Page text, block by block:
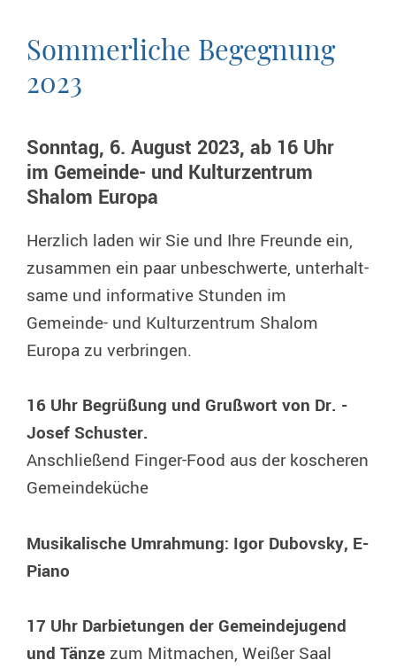
Sommerliche Begegnung
2023
Sonntag, 6. August 2023, ab 16 Uhr
im Gemeinde- und Kulturzentrum
Shalom Europa
Herzlich laden wir Sie und Ihre Freunde ein,
zusammen ein paar unbeschwerte, ­unterhalt­
same und ­infor­mative Stunden im
Gemeinde- und Kultur­zentrum Shalom
Europa zu verbringen.
16 Uhr Begrüßung und Grußwort von Dr. ­
Josef Schuster.
Anschließend Finger-Food aus der ­koscheren
Gemeindeküche ­
Musikalische Umrahmung: Igor ­Dubovsky, E-
Piano
17 Uhr Darbietungen der Gemeindejugend
und Tänzezum Mitmachen, Weißer Saal